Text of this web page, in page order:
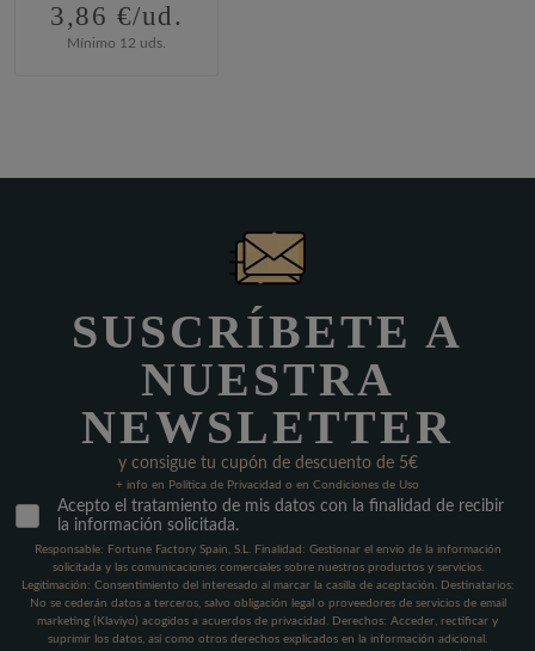
3,86 €/ud.
Mínimo 12 uds.
SUSCRÍBETE A
NUESTRA
NEWSLETTER
y consigue tu cupón de descuento de 5€
+ info en Política de Privacidad o en Condiciones de Uso
Acepto el tratamiento de mis datos con la finalidad de recibir
la información solicitada.
Responsable: Fortune Factory Spain, S.L. Finalidad: Gestionar el envío de la información
solicitada y las comunicaciones comerciales sobre nuestros productos y servicios.
Legitimación: Consentimiento del interesado al marcar la casilla de aceptación. Destinatarios:
No se cederán datos a terceros, salvo obligación legal o proveedores de servicios de email
marketing (Klaviyo) acogidos a acuerdos de privacidad. Derechos: Acceder, rectificar y
suprimir los datos, así como otros derechos explicados en la información adicional.